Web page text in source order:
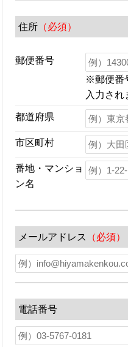
住所 （必須）
郵便番号
※郵便番
入力され
都道府県
市区町村
番地・マンショ
ン名
メールアドレス （必須）
電話番号